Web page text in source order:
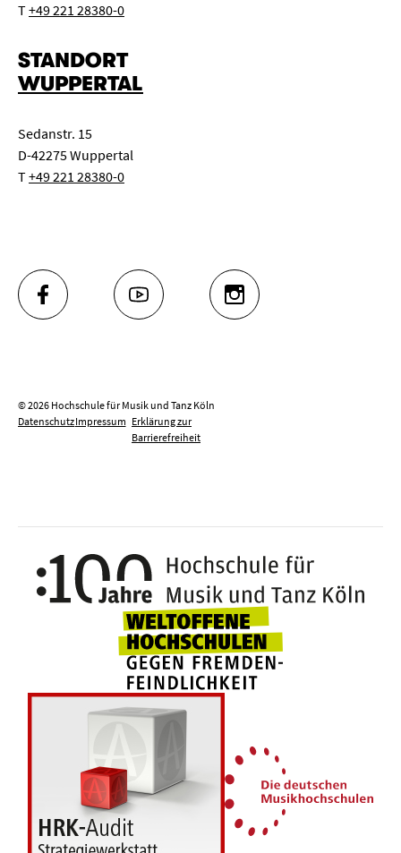
T+49 221 28380-0
STANDORT
WUPPERTAL
Sedanstr. 15
D-42275 Wuppertal
T+49 221 28380-0
FACEBOOK YOUTUBE INSTAGRAM
© 2026 Hochschule für Musik und Tanz Köln
DatenschutzImpressum Erklärung zur
Barrierefreiheit